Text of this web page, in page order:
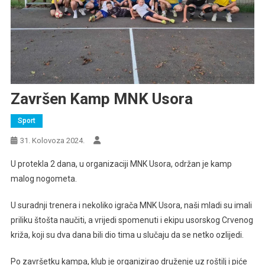
Završen Kamp MNK Usora
Sport
31. Kolovoza 2024.
U protekla 2 dana, u organizaciji MNK Usora, održan je kamp
malog nogometa.
U suradnji trenera i nekoliko igrača MNK Usora, naši mladi su imali
priliku štošta naučiti, a vrijedi spomenuti i ekipu usorskog Crvenog
križa, koji su dva dana bili dio tima u slučaju da se netko ozlijedi.
Po završetku kampa, klub je organizirao druženje uz roštilj i piće